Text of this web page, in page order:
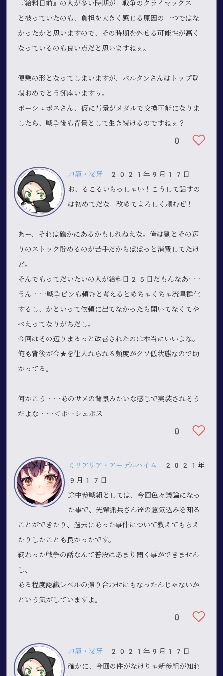
『給料日前』の人が多い時期が「戦争のクライマックス」
と被っていたのも、負担を大きく感じる原因の一つではな
かったかと思いますので、その時期を外せる可能性が高く
なっているのも良い点だと思いますねぇ。
便乗の形となってしまいますが、バルタンさんはトップ登
場おめでとう御座いますぅ。
ポーシュボスさん、仮に背景がメダルで交換可能になりま
したら、戦争後も背景として生き続けるのですねぇ？
0
地籠・凌牙 2021年9月17日
お、るこるいらっしゃい！こうして話すの
は初めてだな、改めてよろしく頼むぜ！
あー、それは確かにあるかもしれねえな。俺は割とその辺
りのストック貯めるのが苦手だからぱぱっと消費してたけ
ど。
そんでもってだいたいの人が給料日25日だもんなあ……
うん……戦争ピンも頼むと考えるとめちゃくちゃ流星群化
するし、かといって依頼に出てなかったら開いてなくてや
べえってなりがちだし。
今回はその辺りまるっと改善されたのは本当にいいよな。
俺も背後が今★を仕入れられる頻度がクソ低状態なので助
かってる。
何かこう……あのサメの背景みたいな感じで実装されそう
だよな……＜ポーシュボス
0
ミリアリア・アーデルハイム
2021年
9月17日
途中参戦組としては、今回色々議論になっ
た事で、先輩猟兵さん達の意気込みを知る
ことができたり、過去にあった事件について教えてもらえ
たりしたことも良かったです。
終わった戦争の話なんて普段はあまり聞く事ができません
し、
ある程度認識レベルの擦り合わせにもなったんじゃないか
という気がしていますよ。
0
地籠・凌牙 2021年9月17日
確かに、今回の件がなけりゃ新参組が知れ